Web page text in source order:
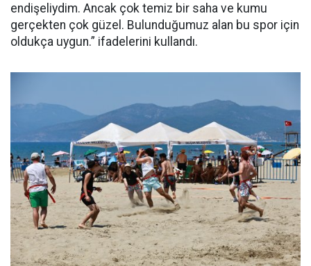
endişeliydim. Ancak çok temiz bir saha ve kumu
gerçekten çok güzel. Bulunduğumuz alan bu spor için
oldukça uygun.” ifadelerini kullandı.